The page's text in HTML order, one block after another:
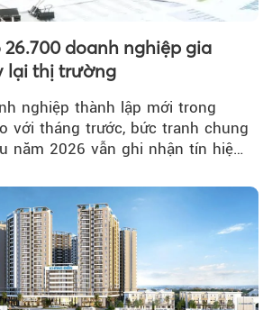
doanh nghiệp gia
lại thị trường
nghiệp thành lập mới trong
với tháng trước, bức tranh chung
năm 2026 vẫn ghi nhận tín hiệu